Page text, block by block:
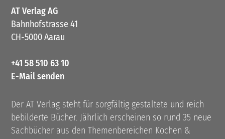
AT Verlag AG
Bahnhofstrasse 41
CH-5000 Aarau
+41 58 510 63 10
E-Mail senden
Der AT Verlag steht für sorgfältig gestaltete und reich
bebilderte Bücher. Jährlich erscheinen so rund 35 neue
Sachbücher aus den Themenbereichen Kochen &